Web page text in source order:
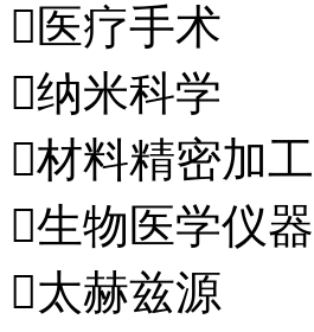
医疗手术
纳米科学
材料精密加工
生物医学仪器
太赫兹源